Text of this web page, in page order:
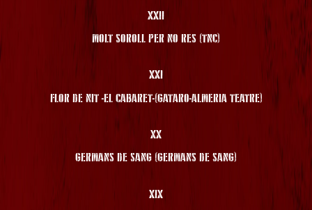
XXII
MOLT SOROLL PER NO RES (TNC)
XXI
FLOR DE NIT -EL CABARET-(GATARO-ALMERIA TEATRE)
XX
GERMANS DE SANG (GERMANS DE SANG)
XIX